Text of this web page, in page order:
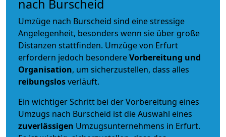
nach Burscheid
Umzüge nach Burscheid sind eine stressige
Angelegenheit, besonders wenn sie über große
Distanzen stattfinden. Umzüge von Erfurt
erfordern jedoch besondereVorbereitung und
Organisation, um sicherzustellen, dass alles
reibungslosverläuft.
Ein wichtiger Schritt bei der Vorbereitung eines
Umzugs nach Burscheid ist die Auswahl eines
zuverlässigen Umzugsunternehmens in Erfurt.